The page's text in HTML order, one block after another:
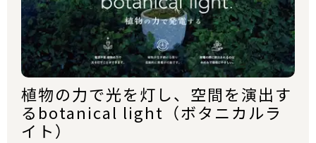
植物の力で光を灯し、空間を演出す
るbotanical light（ボタニカルラ
イト）